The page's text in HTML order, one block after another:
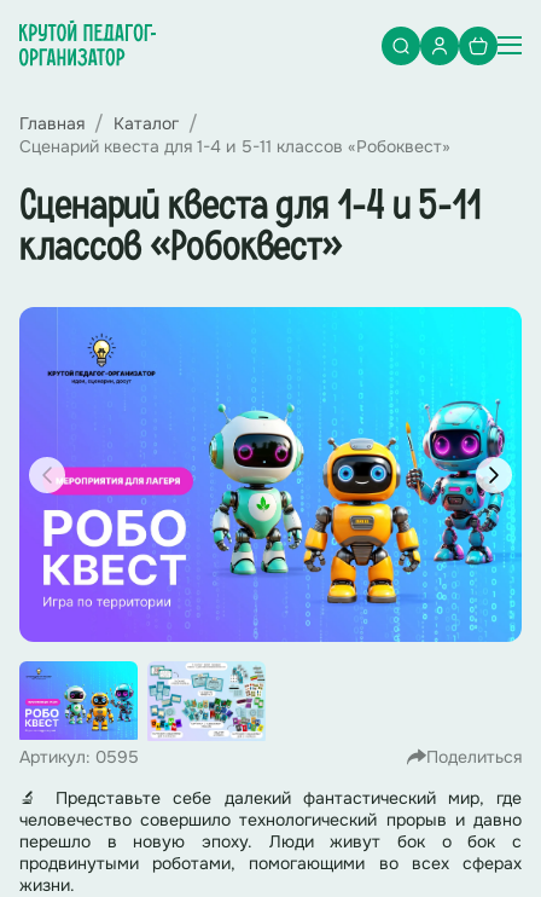
Главная
Каталог
Сценарий квеста для 1-4 и 5-11 классов «Робоквест»
Сценарий квеста для 1-4 и 5-11
классов «Робоквест»
Артикул: 0595
Поделиться
🔬 Представьте себе далекий фантастический мир, где
человечество совершило технологический прорыв и давно
перешло в новую эпоху. Люди живут бок о бок с
продвинутыми роботами, помогающими во всех сферах
жизни.